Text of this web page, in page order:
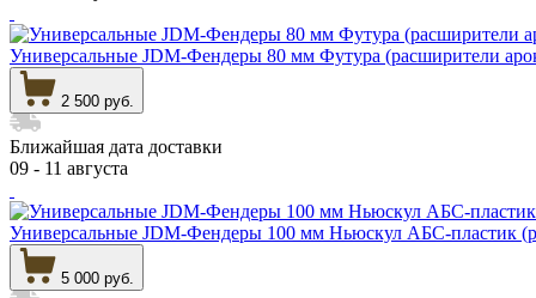
Универсальные JDM-Фендеры 80 мм Футура (расширители
2 500 руб.
Ближайшая дата доставки
09 - 11 августа
Универсальные JDM-Фендеры 100 мм Ньюскул АБС-пластик
5 000 руб.